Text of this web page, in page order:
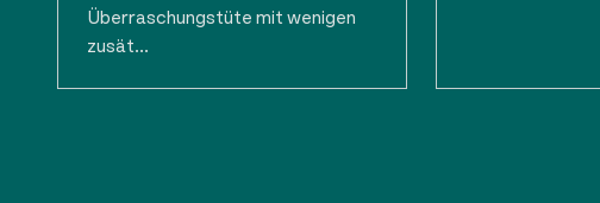
Überraschungstüte mit wenigen
zusät...